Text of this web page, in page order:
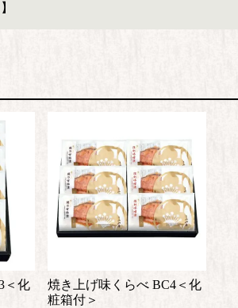
＜化
焼き上げ味くらべ BC4＜化
粧箱付＞